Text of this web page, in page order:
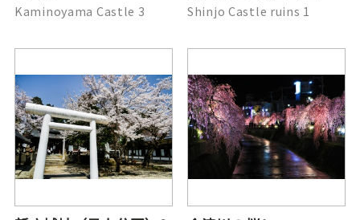
Kaminoyama Castle 3 Shinjo Castle ruins 1